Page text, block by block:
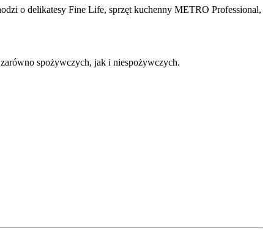
o delikatesy Fine Life, sprzęt kuchenny METRO Professional,
spożywczych, jak i niespożywczych.